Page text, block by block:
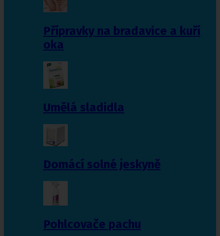
Přípravky na bradavice a kuří
oka
Umělá sladidla
Domácí solné jeskyně
Pohlcovače pachu